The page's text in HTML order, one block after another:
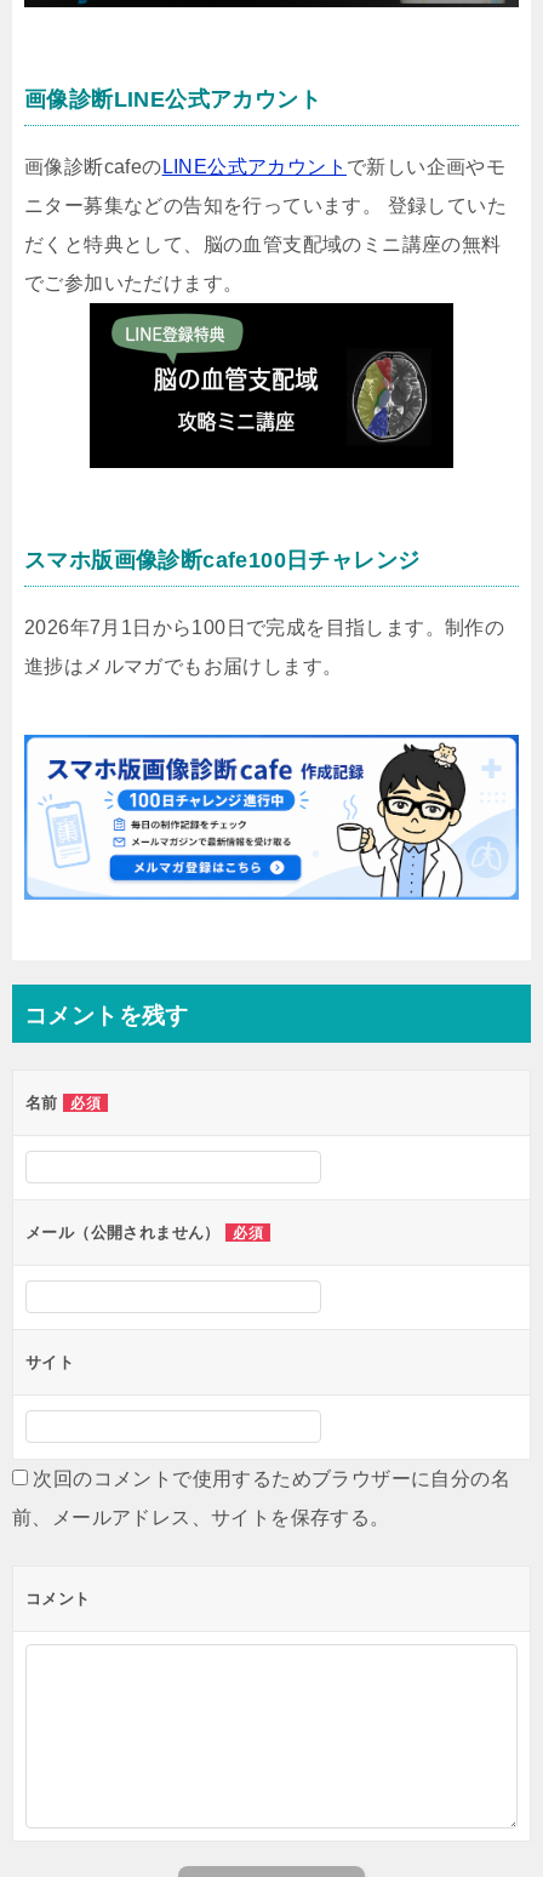
画像診断LINE公式アカウント
画像診断cafeの LINE公式アカウント で新しい企画やモ
ニター募集などの告知を行っています。 登録していた
だくと特典として、脳の血管支配域のミニ講座の無料
でご参加いただけます。
スマホ版画像診断cafe100日チャレンジ
2026年7月1日から100日で完成を目指します。制作の
進捗はメルマガでもお届けします。
コメントを残す
名前 必須
メール（公開されません） 必須
サイト
次回のコメントで使用するためブラウザーに自分の名
前、メールアドレス、サイトを保存する。
コメント